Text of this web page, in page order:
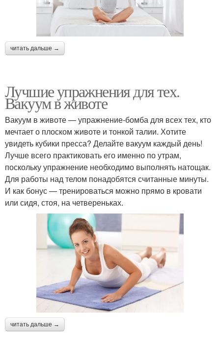
читать дальше →
Лучшие упражнения для тех.
Вакуум в животе
Вакуум в животе — упражнение-бомба для всех тех, кто
мечтает о плоском животе и тонкой талии. Хотите
увидеть кубики пресса? Делайте вакуум каждый день!
Лучше всего практиковать его именно по утрам,
поскольку упражнение необходимо выполнять натощак.
Для работы над телом понадобятся считанные минуты.
И как бонус — тренироваться можно прямо в кровати
или сидя, стоя, на четвереньках.
читать дальше →